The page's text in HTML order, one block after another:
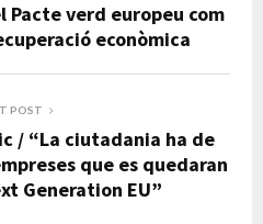
verd europeu com
econòmica
POST
/ “La ciutadania ha de
que es quedaran
Generation EU”